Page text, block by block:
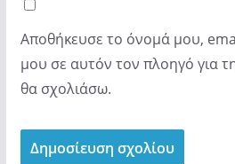
Αποθήκευσε το όνομά μου,
μου σε αυτόν τον πλοηγό για
θα σχολιάσω.